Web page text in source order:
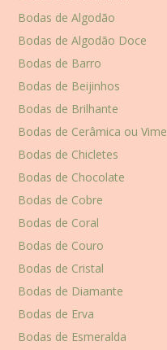
Bodas de Algodão
Bodas de Algodão Doce
Bodas de Barro
Bodas de Beijinhos
Bodas de Brilhante
Bodas de Cerâmica ou Vime
Bodas de Chicletes
Bodas de Chocolate
Bodas de Cobre
Bodas de Coral
Bodas de Couro
Bodas de Cristal
Bodas de Diamante
Bodas de Erva
Bodas de Esmeralda